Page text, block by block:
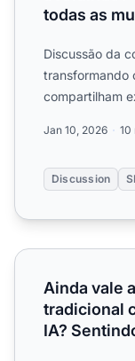
todas as
Discussão da
transformando
compartilham
Jan 10, 2026 10
Discussion
Ainda vale a
Ainda vale
tradicional
IA?